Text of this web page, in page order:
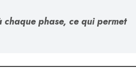
phase, ce qui permet